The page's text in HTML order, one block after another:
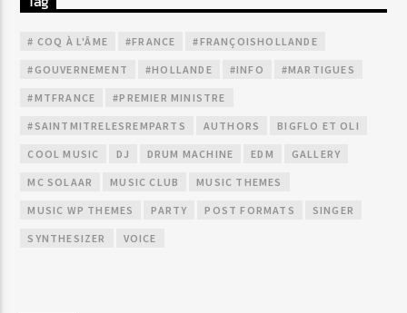
# COQ À L'ÂME #FRANCE #FRANÇOISHOLLANDE
#GOUVERNEMENT #HOLLANDE #INFO #MARTIGUES
#MTFRANCE #PREMIER MINISTRE
#SAINTMITRELESREMPARTS AUTHORS BIGFLO ET OLI
COOL MUSIC DJ DRUM MACHINE EDM GALLERY
MC SOLAAR MUSIC CLUB MUSIC THEMES
MUSIC WP THEMES PARTY POST FORMATS SINGER
SYNTHESIZER VOICE